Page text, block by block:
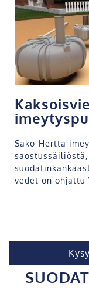
Sako-Hertta
vedet on ohjattu